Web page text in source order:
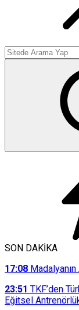
SON DAKİKA
17:08
23:51 TKF’den
Eğitsel